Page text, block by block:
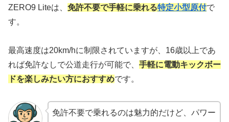
ZERO9 Liteは、 免許不要で手軽に乗れる特定小型原付で
す。
最高速度は20km/hに制限されていますが、16歳以上であ
れば免許なしで公道走行が可能で、 手軽に電動キックボー
ドを楽しみたい方におすすめです。
免許不要で乗れるのは魅力的だけど、パワー